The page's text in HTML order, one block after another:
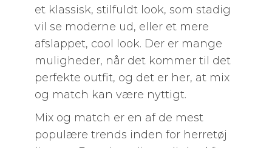
et klassisk, stilfuldt look, som stadig
vil se moderne ud, eller et mere
afslappet, cool look. Der er mange
muligheder, når det kommer til det
perfekte outfit, og det er her, at mix
og match kan være nyttigt.
Mix og match er en af ​​de mest
populære trends inden for herretøj